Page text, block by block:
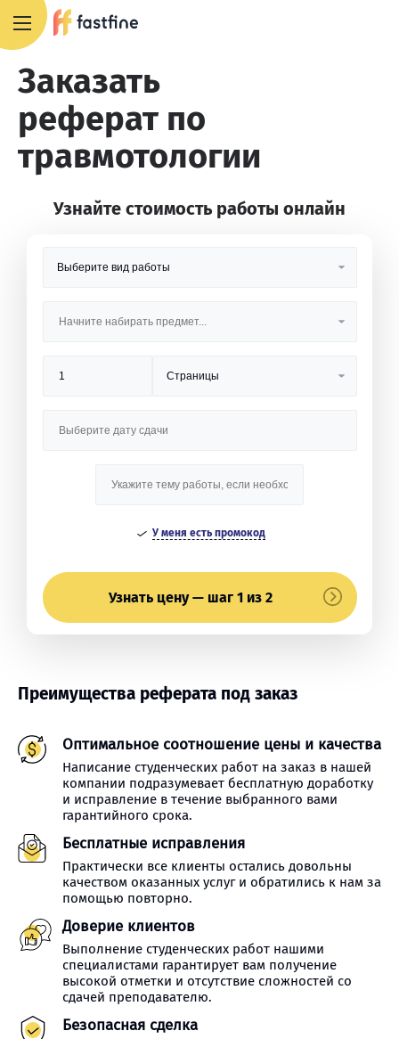
Заказать
реферат по
травмотологии
Узнайте стоимость работы онлайн
У меня есть промокод
Узнать цену — шаг 1 из 2
Преимущества реферата под заказ
Оптимальное соотношение цены и качества
Написание студенческих работ на заказ в нашей
компании подразумевает бесплатную доработку
и исправление в течение выбранного вами
гарантийного срока.
Бесплатные исправления
Практически все клиенты остались довольны
качеством оказанных услуг и обратились к нам за
помощью повторно.
Доверие клиентов
Выполнение студенческих работ нашими
специалистами гарантирует вам получение
высокой отметки и отсутствие сложностей со
сдачей преподавателю.
Безопасная сделка